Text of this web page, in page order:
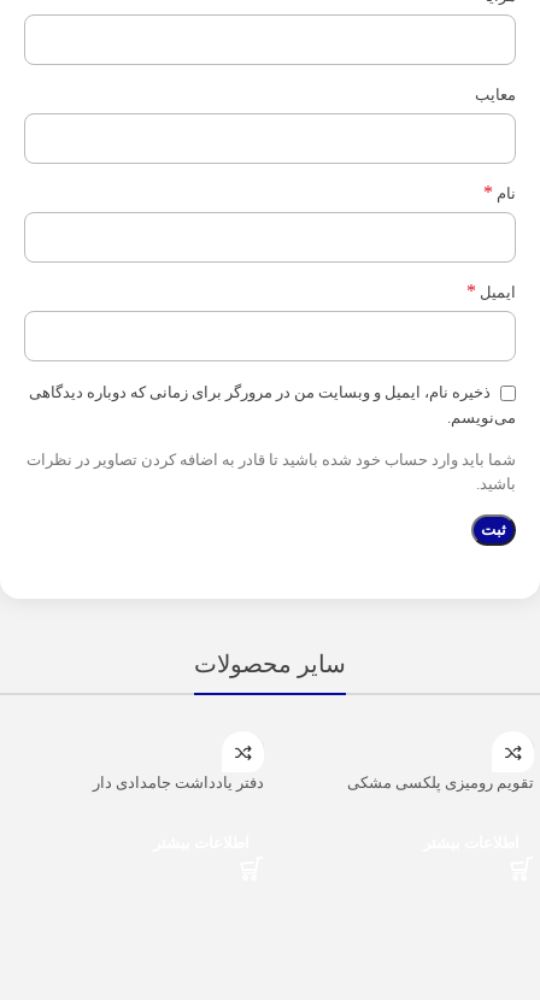
معایب
نام *
ایمیل *
ذخیره نام، ایمیل و وبسایت من در مرورگر برای زمانی که دوباره دیدگاهی
می‌نویسم.
شما باید وارد حساب خود شده باشید تا قادر به اضافه کردن تصاویر در نظرات
باشید.
سایر محصولات
تقویم رومیزی پلکسی مشکی دفتر یادداشت جامدادی دار